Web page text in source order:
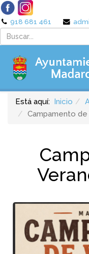
918 681 461
Está aquí: Inicio
Campamento